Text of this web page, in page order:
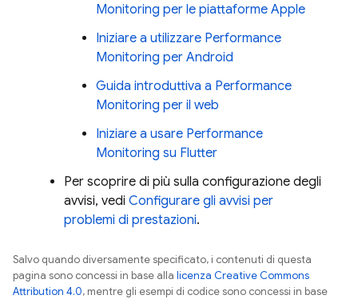
Monitoring per le piattaforme Apple
Iniziare a utilizzare Performance
Monitoring per Android
Guida introduttiva a Performance
Monitoring per il web
Iniziare a usare Performance
Monitoring su Flutter
Per scoprire di più sulla configurazione degli
avvisi, vedi Configurare gli avvisi per
problemi di prestazioni.
Salvo quando diversamente specificato, i contenuti di questa
pagina sono concessi in base alla licenza Creative Commons
Attribution 4.0, mentre gli esempi di codice sono concessi in base